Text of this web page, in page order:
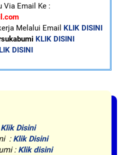
Via Email Ke :
Melalui Email KLIK DISINI
KLIK DISINI
DISINI
Klik Disini
: Klik Disini
: Klik disini